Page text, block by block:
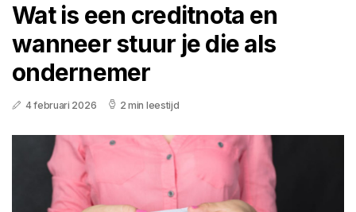
Wat is een creditnota en
wanneer stuur je die als
ondernemer
4 februari 2026 2 min leestijd